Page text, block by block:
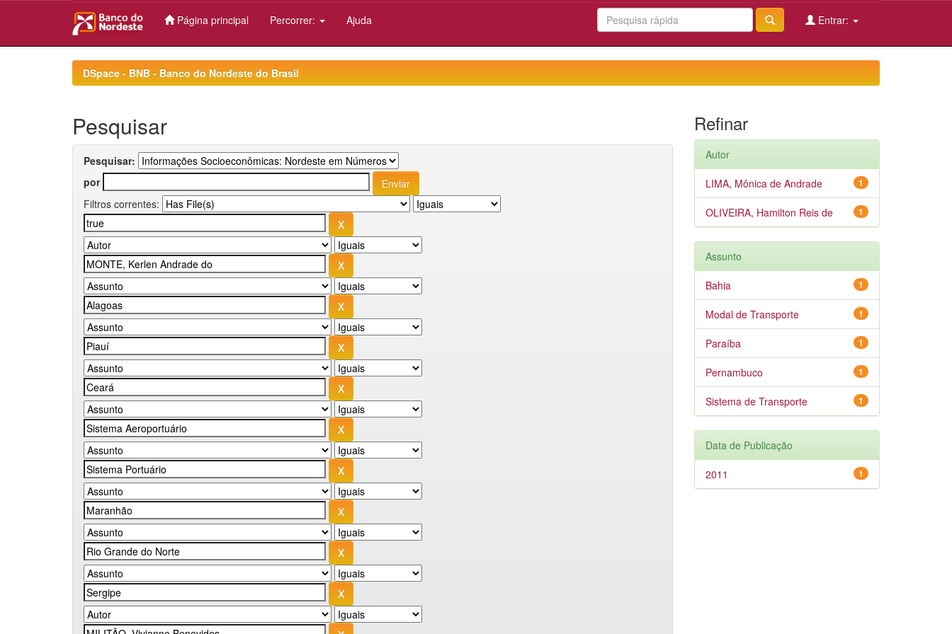
Página principal Percorrer: Ajuda Entrar:
DSpace - BNB - Banco do Nordeste do Brasil
Pesquisar
Pesquisar:
por
Filtros correntes:
Refinar
Autor
1
LIMA, Mônica de Andrade
1
OLIVEIRA, Hamilton Reis de
Assunto
1
Bahia
1
Modal de Transporte
1
Paraíba
1
Pernambuco
1
Sistema de Transporte
Data de Publicação
1
2011